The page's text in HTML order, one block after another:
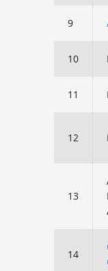
9
10
11
12
13
14